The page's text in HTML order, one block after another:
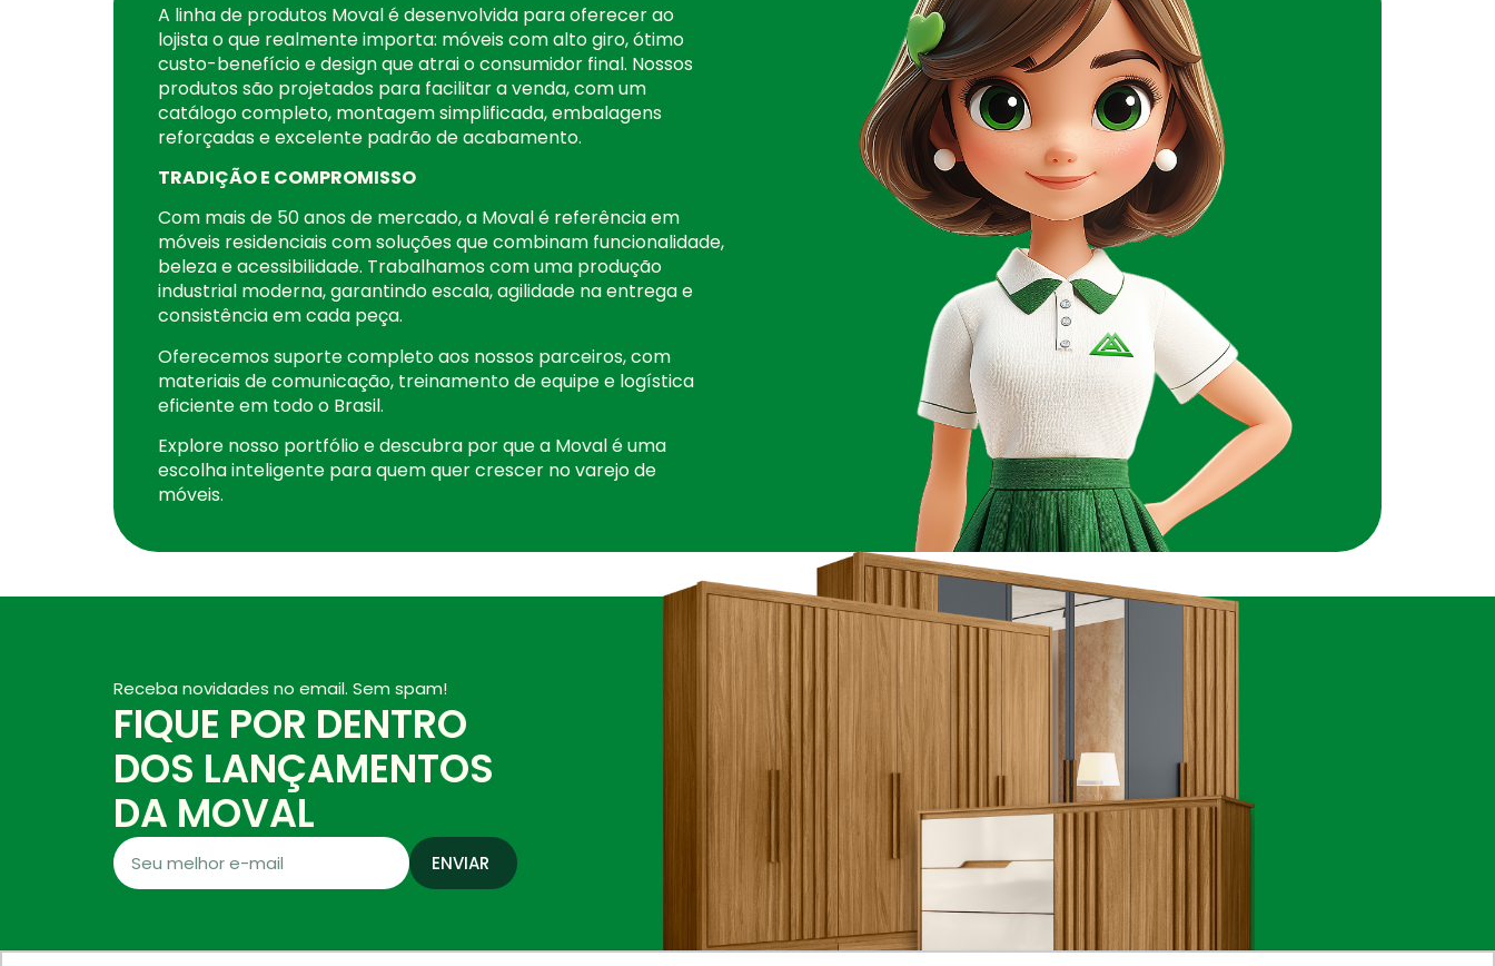
A linha de produtos Moval é desenvolvida para oferecer ao
lojista o que realmente importa: móveis com alto giro, ótimo
custo-benefício e design que atrai o consumidor final. Nossos
produtos são projetados para facilitar a venda, com um
catálogo completo, montagem simplificada, embalagens
reforçadas e excelente padrão de acabamento.
TRADIÇÃO E COMPROMISSO
Com mais de 50 anos de mercado, a Moval é referência em
móveis residenciais com soluções que combinam funcionalidade,
beleza e acessibilidade. Trabalhamos com uma produção
industrial moderna, garantindo escala, agilidade na entrega e
consistência em cada peça.
Oferecemos suporte completo aos nossos parceiros, com
materiais de comunicação, treinamento de equipe e logística
eficiente em todo o Brasil.
Explore nosso portfólio e descubra por que a Moval é uma
escolha inteligente para quem quer crescer no varejo de
móveis.
Receba novidades no email. Sem spam!
FIQUE POR DENTRO
DOS LANÇAMENTOS
DA MOVAL
ENVIAR